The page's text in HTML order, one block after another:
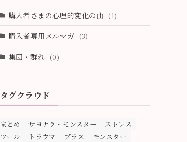
購入者さまの心理的変化の曲 (1)
購入者専用メルマガ (3)
集団・群れ (0)
タグクラウド
まとめ サヨナラ・モンスター
ストレス
ツール
トラウマ プラス
モンスター